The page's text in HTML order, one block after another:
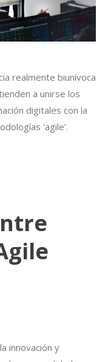
realmente biunívoca
a unirse los
digitales con la
‘agile’.
innovación y